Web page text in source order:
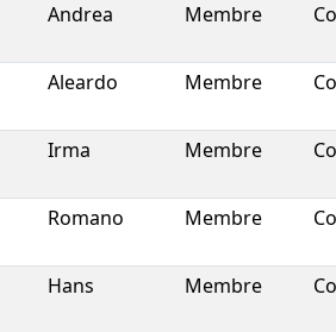
Andrea Membre
Aleardo Membre
Irma Membre
Romano Membre
Hans Membre